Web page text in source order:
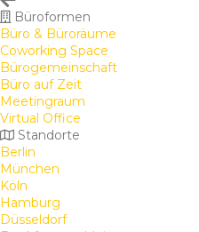
Büroformen
Büro & Büroräume
Coworking Space
Bürogemeinschaft
Büro auf Zeit
Meetingraum
Virtual Office
Standorte
Berlin
München
Köln
Hamburg
Düsseldorf